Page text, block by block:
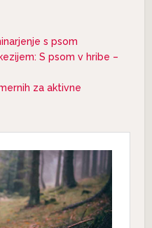
s psom
S psom v hribe –
za aktivne